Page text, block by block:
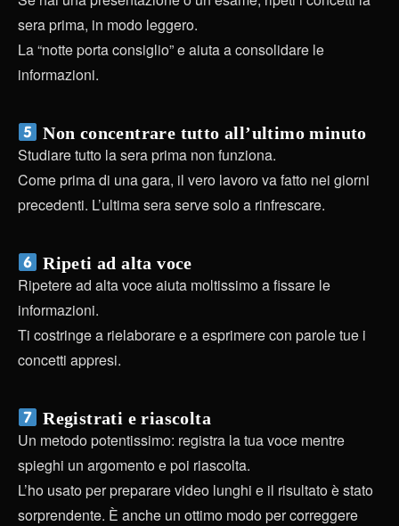
sera prima, in modo leggero.
La “notte porta consiglio” e aiuta a consolidare le
informazioni.
Non concentrare tutto all’ultimo minuto
Studiare tutto la sera prima non funziona.
Come prima di una gara, il vero lavoro va fatto nei giorni
precedenti. L’ultima sera serve solo a rinfrescare.
Ripeti ad alta voce
Ripetere ad alta voce aiuta moltissimo a fissare le
informazioni.
Ti costringe a rielaborare e a esprimere con parole tue i
concetti appresi.
Registrati e riascolta
Un metodo potentissimo: registra la tua voce mentre
spieghi un argomento e poi riascolta.
L’ho usato per preparare video lunghi e il risultato è stato
sorprendente. È anche un ottimo modo per correggere